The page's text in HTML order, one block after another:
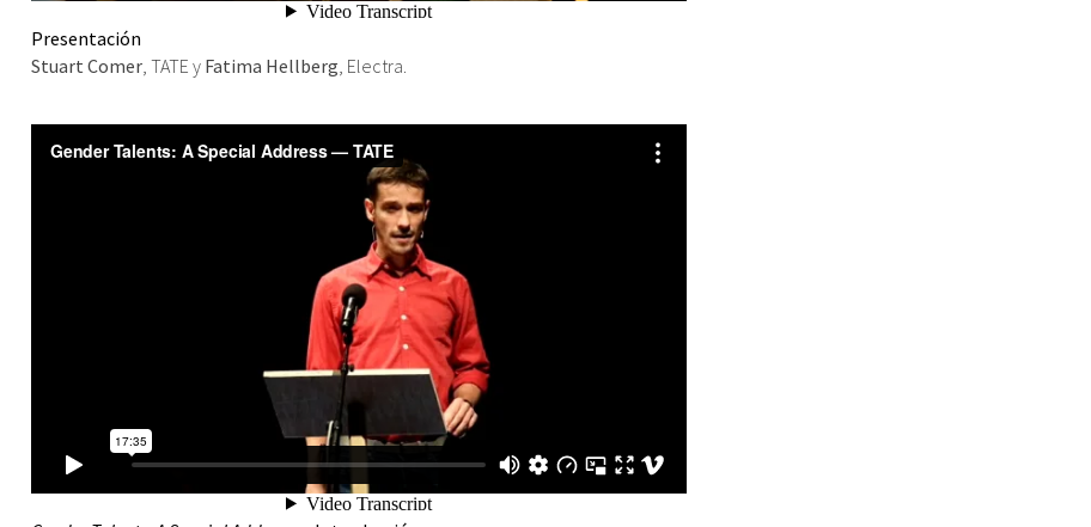
Presentación
Stuart Comer , TATE y Fatima Hellberg , Electra.